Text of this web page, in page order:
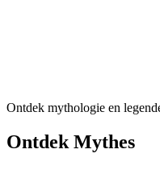
Ontdek mythologie en
Ontdek Mythes